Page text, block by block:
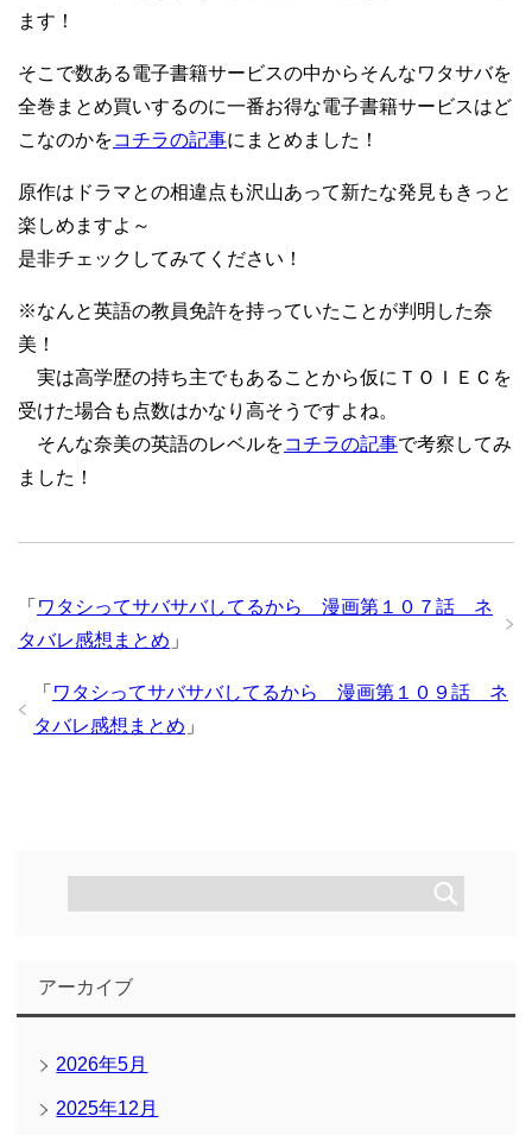
ます！
そこで数ある電子書籍サービスの中からそんなワタサバを
全巻まとめ買いするのに一番お得な電子書籍サービスはど
こなのかをコチラの記事にまとめました！
原作はドラマとの相違点も沢山あって新たな発見もきっと
楽しめますよ～
是非チェックしてみてください！
※なんと英語の教員免許を持っていたことが判明した奈
美！
実は高学歴の持ち主でもあることから仮にＴＯＩＥＣを
受けた場合も点数はかなり高そうですよね。
そんな奈美の英語のレベルをコチラの記事で考察してみ
ました！
「 ワタシってサバサバしてるから 漫画第１０７話 ネ
タバレ感想まとめ 」
「 ワタシってサバサバしてるから 漫画第１０９話 ネ
タバレ感想まとめ 」
アーカイブ
2026年5月
2025年12月